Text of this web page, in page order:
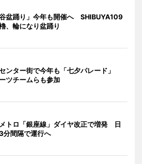
谷盆踊り」今年も開催へ SHIBUYA109
、輪になり盆踊り
ンター街で今年も「七夕パレード」
ツチームらも参加
トロ「銀座線」ダイヤ改正で増発 日
分間隔で運行へ